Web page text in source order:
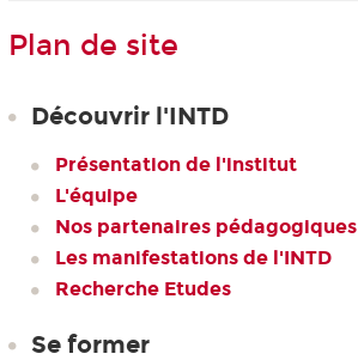
Plan de site
Découvrir l'INTD
Présentation de l'institut
L'équipe
Nos partenaires pédagogiques
Les manifestations de l'INTD
Recherche Etudes
Se former